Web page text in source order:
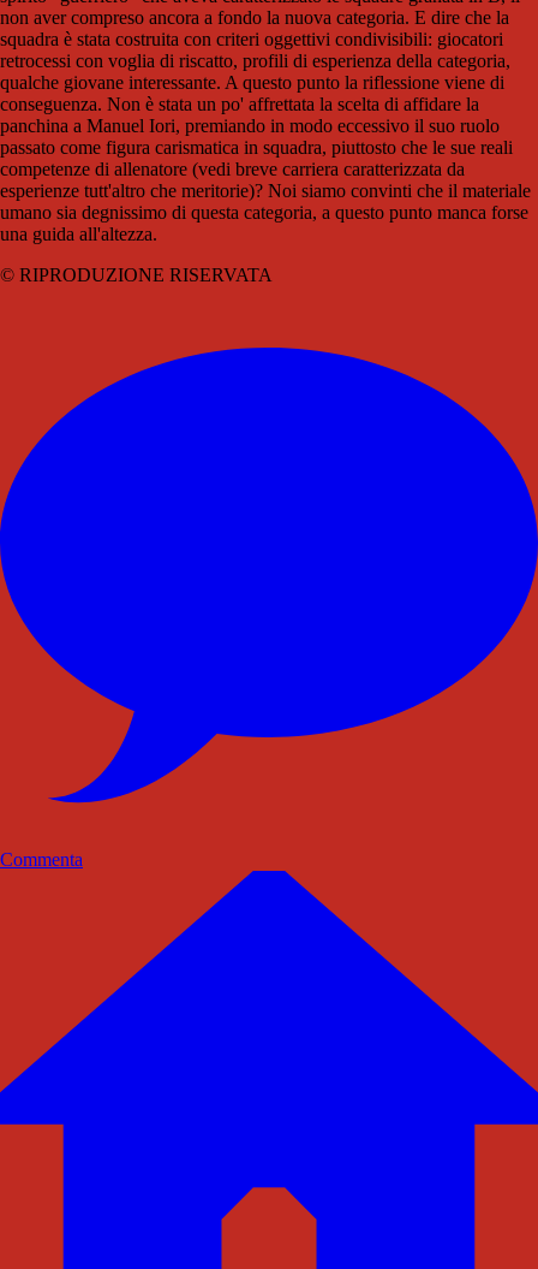
non aver compreso ancora a fondo la nuova categoria. E dire che la
squadra è stata costruita con criteri oggettivi condivisibili: giocatori
retrocessi con voglia di riscatto, profili di esperienza della categoria,
qualche giovane interessante. A questo punto la riflessione viene di
conseguenza. Non è stata un po' affrettata la scelta di affidare la
panchina a Manuel Iori, premiando in modo eccessivo il suo ruolo
passato come figura carismatica in squadra, piuttosto che le sue reali
competenze di allenatore (vedi breve carriera caratterizzata da
esperienze tutt'altro che meritorie)? Noi siamo convinti che il materiale
umano sia degnissimo di questa categoria, a questo punto manca forse
una guida all'altezza.
© RIPRODUZIONE RISERVATA
Commenta